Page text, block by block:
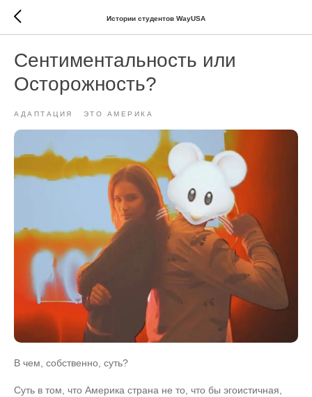
Истории студентов WayUSA
Сентиментальность или
Осторожность?
АДАПТАЦИЯ ЭТО АМЕРИКА
В чем, собственно, суть?
Суть в том, что Америка страна не то, что бы эгоистичная,